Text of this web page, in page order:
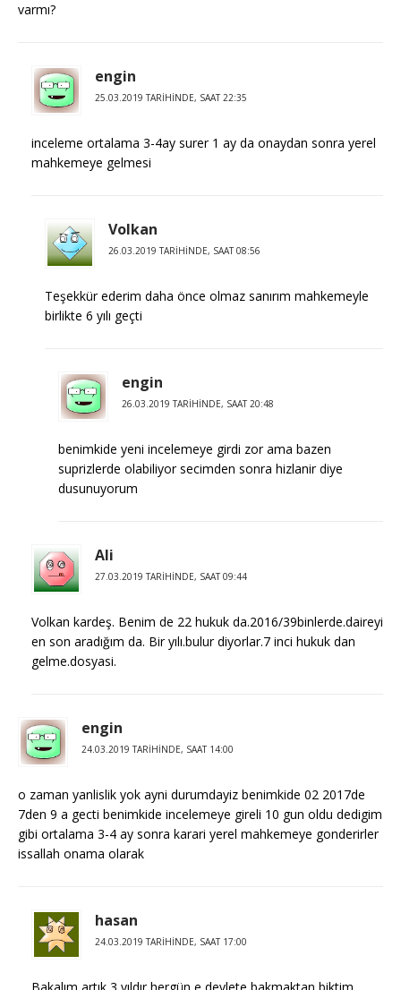
varmı?
engin
25.03.2019 TARIHINDE, SAAT 22:35
inceleme ortalama 3-4ay surer 1 ay da onaydan sonra yerel
mahkemeye gelmesi
Volkan
26.03.2019 TARIHINDE, SAAT 08:56
Teşekkür ederim daha önce olmaz sanırım mahkemeyle
birlikte 6 yılı geçti
engin
26.03.2019 TARIHINDE, SAAT 20:48
benimkide yeni incelemeye girdi zor ama bazen
suprizlerde olabiliyor secimden sonra hizlanir diye
dusunuyorum
Ali
27.03.2019 TARIHINDE, SAAT 09:44
Volkan kardeş. Benim de 22 hukuk da.2016/39binlerde.daireyi
en son aradığım da. Bir yılı.bulur diyorlar.7 inci hukuk dan
gelme.dosyasi.
engin
24.03.2019 TARIHINDE, SAAT 14:00
o zaman yanlislik yok ayni durumdayiz benimkide 02 2017de
7den 9 a gecti benimkide incelemeye gireli 10 gun oldu dedigim
gibi ortalama 3-4 ay sonra karari yerel mahkemeye gonderirler
issallah onama olarak
hasan
24.03.2019 TARIHINDE, SAAT 17:00